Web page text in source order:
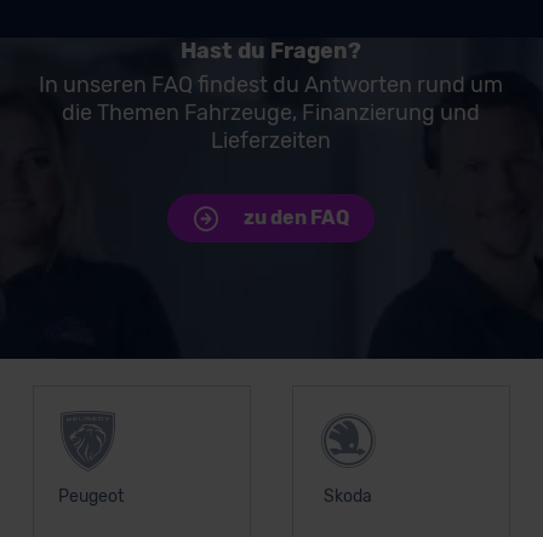
Hast du Fragen?
In unseren FAQ findest du Antworten rund um
die Themen Fahrzeuge, Finanzierung und
Lieferzeiten
zu den FAQ
Peugeot Skoda